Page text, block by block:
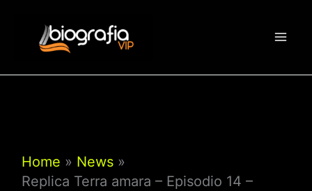
contenuto
Home
News
Replica Terra amara – Episodio 14 –